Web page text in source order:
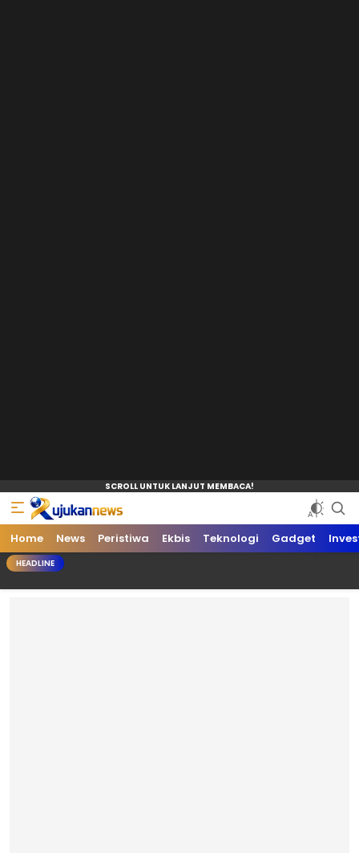
Home News Peristiwa Ekbis Teknologi Gadget
HEADLINE